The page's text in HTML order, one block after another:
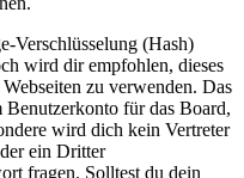
Verschlüsselung (Hash)
wird dir empfohlen, dieses
zu verwenden. Das
Benutzerkonto für das Board,
wird dich kein Vertreter
ein Dritter
fragen. Solltest du dein